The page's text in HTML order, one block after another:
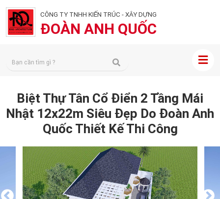
CÔNG TY TNHH KIẾN TRÚC - XÂY DỰNG
ĐOÀN ANH QUỐC
Biệt Thự Tân Cổ Điển 2 Tầng Mái
Nhật 12x22m Siêu Đẹp Do Đoàn Anh
Quốc Thiết Kế Thi Công